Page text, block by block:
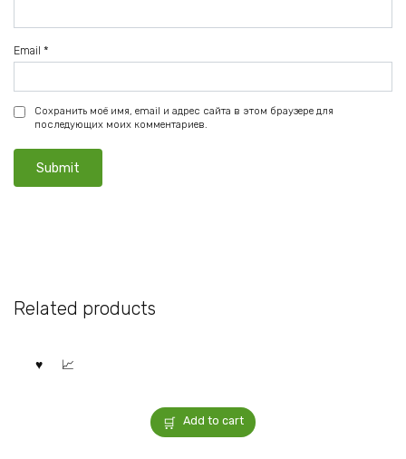
Email *
Сохранить моё имя, email и адрес сайта в этом браузере для
последующих моих комментариев.
Related products
Add to cart